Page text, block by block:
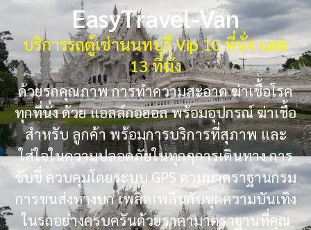
EasyTravel-Van
บริการรถตู้เช่านนทบุรี Vip 10 ที่นั่ง และ
13 ที่นั่ง
ด้วยรถคุณภาพ การทำความสะอาด ฆ่าเชื้อโรค
ทุกที่นั่ง ด้วย แอลล์กอฮอล พร้อมอุปกรณ์ ฆ่าเชื้อ
สำหรับ ลูกค้า พร้อมการบริการที่สุภาพ และ
ใส่ใจในความปลอดภัยในทุกๆการเดินทาง การ
ขับขี่ ควบคุมโดยระบบ GPS ตามมาตราฐานกรม
การขนส่งทางบก เพลิดเพลินกับชุดความบันเทิง
ในรถอย่างครบครันด้วยราคามาตราฐานที่คุณ